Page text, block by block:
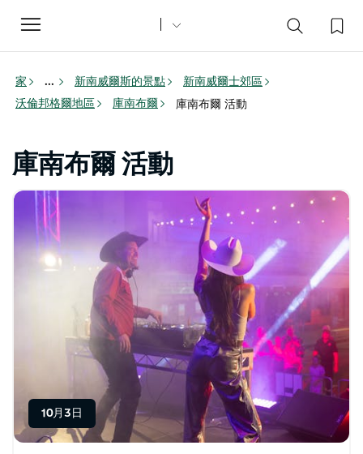
Toggle
navigation
家 ... 新南威爾斯的景點
新南威爾士郊區
沃倫邦格爾地區
庫南布爾 庫南布爾 活動
庫南布爾 活動
10月3日